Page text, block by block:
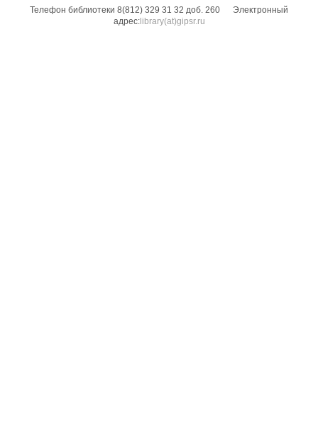
Телефон библиотеки 8(812) 329 31 32 доб. 260
Электронный
адрес:library(at)gipsr.ru